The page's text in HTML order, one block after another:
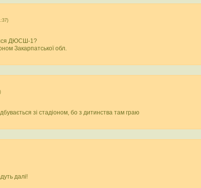
ДЮСШ-1?
Закарпатської обл.
зі стадіоном, бо з дитинства там граю
далі!